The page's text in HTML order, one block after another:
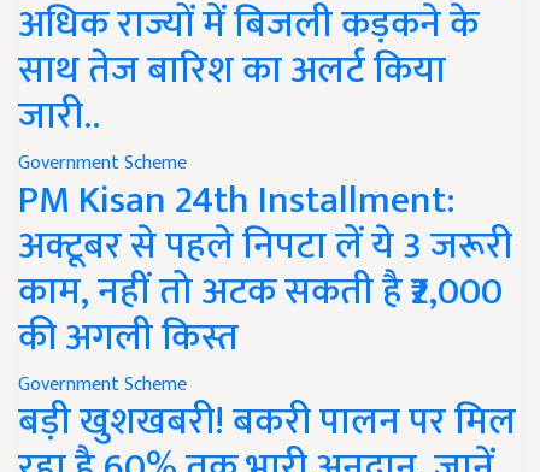
अधिक राज्यों में बिजली कड़कने के
साथ तेज बारिश का अलर्ट किया
जारी..
Government Scheme
PM Kisan 24th Installment:
अक्टूबर से पहले निपटा लें ये 3 जरूरी
काम, नहीं तो अटक सकती है ₹2,000
की अगली किस्त
Government Scheme
बड़ी खुशखबरी! बकरी पालन पर मिल